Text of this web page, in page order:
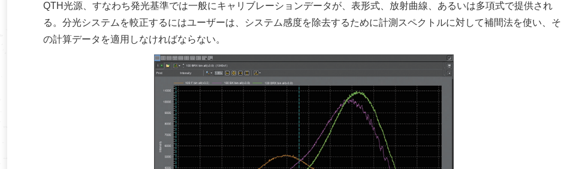
QTH光源、すなわち発光基準では一般にキャリブレーションデータが、表形式、放射曲線、あるいは多項式で提供され
る。分光システムを較正するにはユーザーは、システム感度を除去するために計測スペクトルに対して補間法を使い、そ
の計算データを適用しなければならない。